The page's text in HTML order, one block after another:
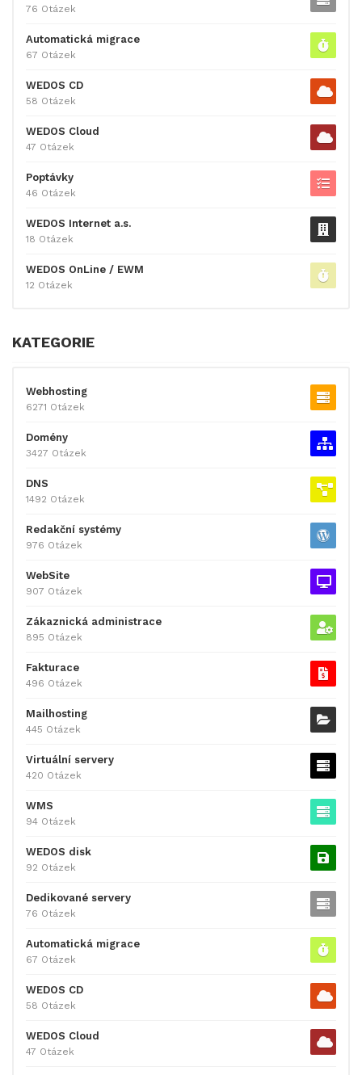
76 Otázek
Automatická migrace
67 Otázek
WEDOS CD
58 Otázek
WEDOS Cloud
47 Otázek
Poptávky
46 Otázek
WEDOS Internet a.s.
18 Otázek
WEDOS OnLine / EWM
12 Otázek
KATEGORIE
Webhosting
6271 Otázek
Domény
3427 Otázek
DNS
1492 Otázek
Redakční systémy
976 Otázek
WebSite
907 Otázek
Zákaznická administrace
895 Otázek
Fakturace
496 Otázek
Mailhosting
445 Otázek
Virtuální servery
420 Otázek
WMS
94 Otázek
WEDOS disk
92 Otázek
Dedikované servery
76 Otázek
Automatická migrace
67 Otázek
WEDOS CD
58 Otázek
WEDOS Cloud
47 Otázek